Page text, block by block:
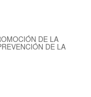
DE LA
DE LA